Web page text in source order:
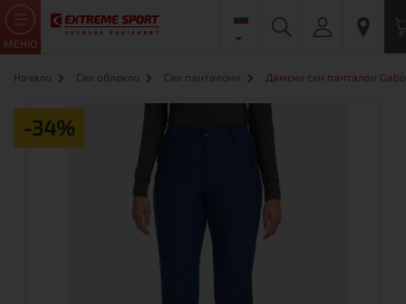
МЕНЮ
Начало Ски облекло Ски панталони Дамски ски панталон
-34%